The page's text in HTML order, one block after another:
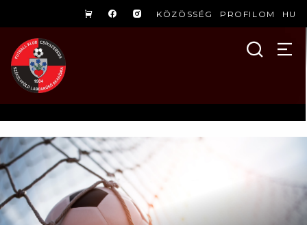
KÖZÖSSÉG PROFILOM HU